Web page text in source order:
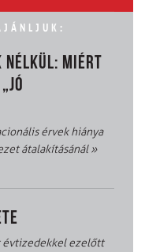
NÉLKÜL: MIÉRT
érvek hiánya
átalakításánál»
évtizedekkel ezelőtt